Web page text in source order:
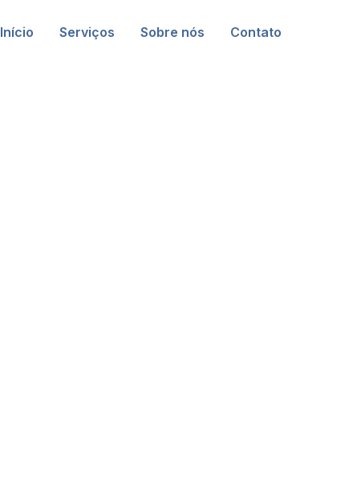
Início Serviços Sobre nós Contato